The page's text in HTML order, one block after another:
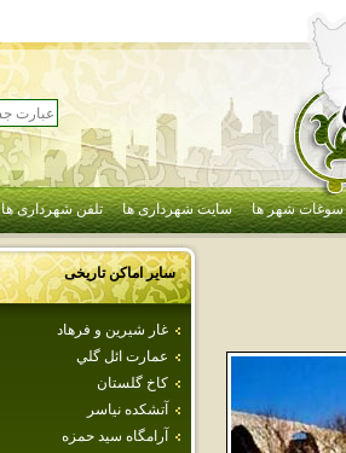
سوغات شهر ها سایت شهرداری ها تلفن شهرداری ها
سایر اماکن تاریخی
غار شيرين و فرهاد
عمارت ائل گلي
كاخ گلستان
آتشكده نياسر
آرامگاه سيد حمزه